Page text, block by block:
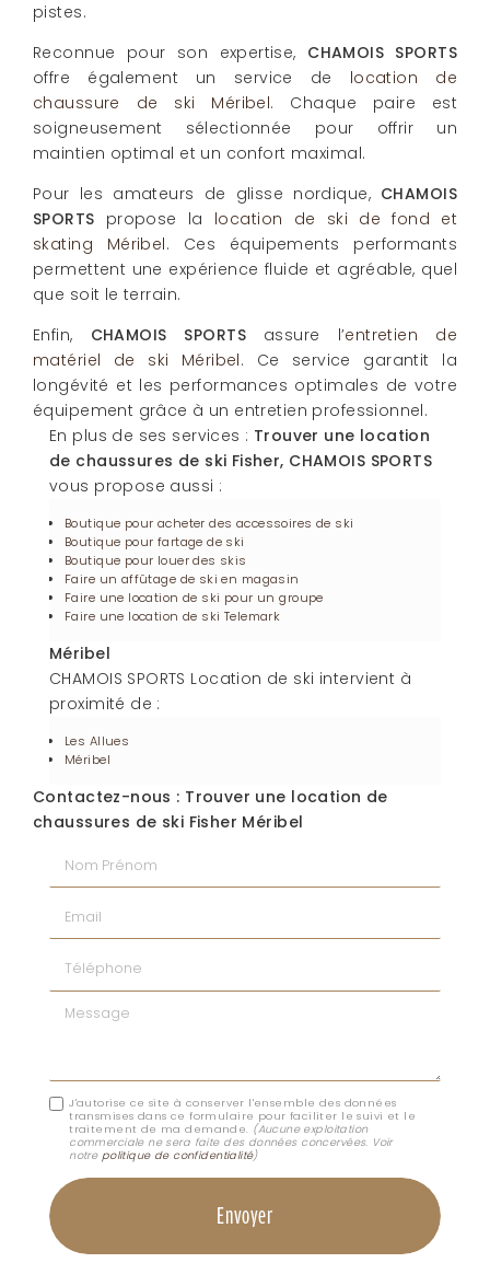
pistes.
Reconnue pour son expertise, CHAMOIS SPORTS
offre également un service de location de
chaussure de ski Méribel. Chaque paire est
soigneusement sélectionnée pour offrir un
maintien optimal et un confort maximal.
Pour les amateurs de glisse nordique, CHAMOIS
SPORTS propose la location de ski de fond et
skating Méribel. Ces équipements performants
permettent une expérience fluide et agréable, quel
que soit le terrain.
Enfin, CHAMOIS SPORTS assure l’entretien de
matériel de ski Méribel. Ce service garantit la
longévité et les performances optimales de votre
équipement grâce à un entretien professionnel.
En plus de ses services : Trouver une location
de chaussures de ski Fisher, CHAMOIS SPORTS
vous propose aussi :
Boutique pour acheter des accessoires de ski
Boutique pour fartage de ski
Boutique pour louer des skis
Faire un affûtage de ski en magasin
Faire une location de ski pour un groupe
Faire une location de ski Telemark
Méribel
CHAMOIS SPORTS Location de ski intervient à
proximité de :
Les Allues
Méribel
Contactez-nous : Trouver une location de
chaussures de ski Fisher Méribel
Nom Prénom
Email
Téléphone
Message
J'autorise ce site à conserver l'ensemble des données
transmises dans ce formulaire pour faciliter le suivi et le
traitement de ma demande. (Aucune exploitation
commerciale ne sera faite des données concervées. Voir
notre politique de confidentialité)